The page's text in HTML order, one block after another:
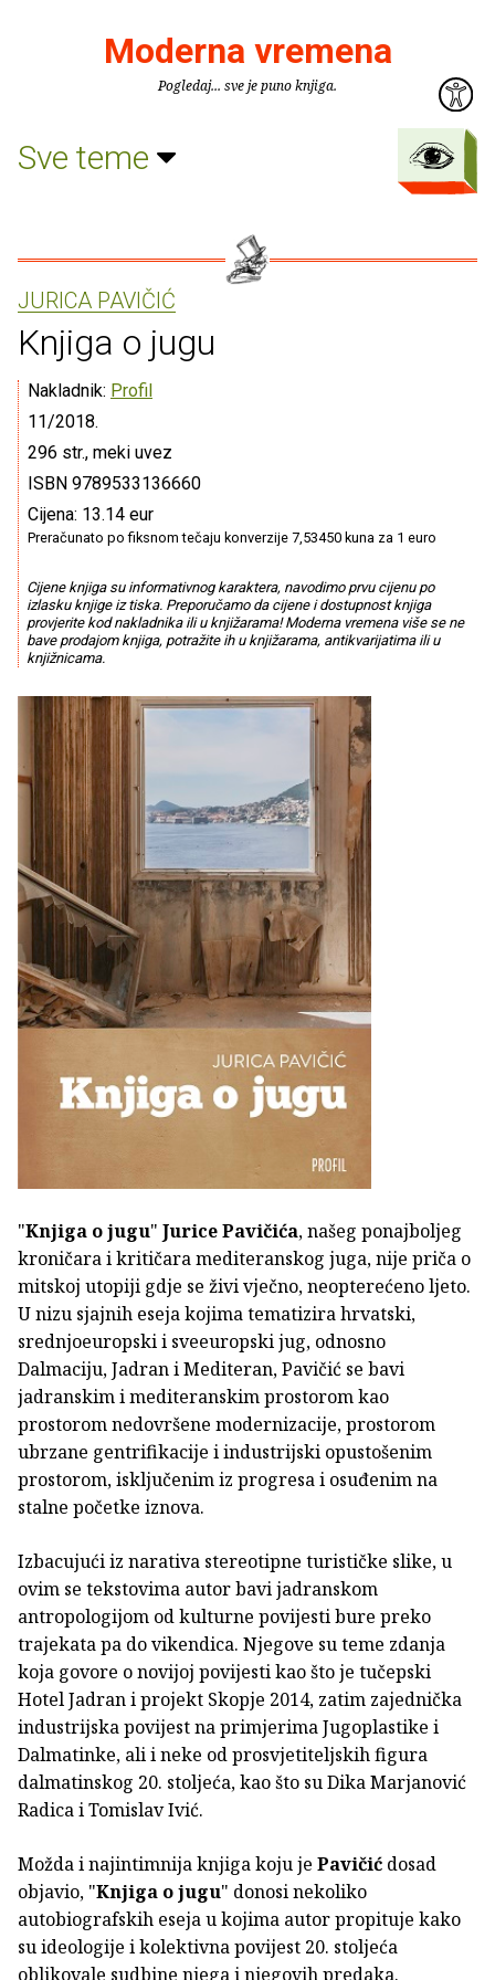
Moderna vremena
Pogledaj... sve je puno knjiga.
Sve teme
JURICA PAVIČIĆ
Knjiga o jugu
Nakladnik: Profil
11/2018.
296 str., meki uvez
ISBN 9789533136660
Cijena: 13.14 eur
Preračunato po fiksnom tečaju konverzije 7,53450 kuna za 1 euro
Cijene knjiga su informativnog karaktera, navodimo prvu cijenu po
izlasku knjige iz tiska. Preporučamo da cijene i dostupnost knjiga
provjerite kod nakladnika ili u knjižarama! Moderna vremena više se ne
bave prodajom knjiga, potražite ih u knjižarama, antikvarijatima ili u
knjižnicama.
"Knjiga o jugu" Jurice Pavičića, našeg ponajboljeg
kroničara i kritičara mediteranskog juga, nije priča o
mitskoj utopiji gdje se živi vječno, neopterećeno ljeto.
U nizu sjajnih eseja kojima tematizira hrvatski,
srednjoeuropski i sveeuropski jug, odnosno
Dalmaciju, Jadran i Mediteran, Pavičić se bavi
jadranskim i mediteranskim prostorom kao
prostorom nedovršene modernizacije, prostorom
ubrzane gentrifikacije i industrijski opustošenim
prostorom, isključenim iz progresa i osuđenim na
stalne početke iznova.
Izbacujući iz narativa stereotipne turističke slike, u
ovim se tekstovima autor bavi jadranskom
antropologijom od kulturne povijesti bure preko
trajekata pa do vikendica. Njegove su teme zdanja
koja govore o novijoj povijesti kao što je tučepski
Hotel Jadran i projekt Skopje 2014, zatim zajednička
industrijska povijest na primjerima Jugoplastike i
Dalmatinke, ali i neke od prosvjetiteljskih figura
dalmatinskog 20. stoljeća, kao što su Dika Marjanović
Radica i Tomislav Ivić.
Možda i najintimnija knjiga koju je Pavičić dosad
objavio, "Knjiga o jugu" donosi nekoliko
autobiografskih eseja u kojima autor propituje kako
su ideologije i kolektivna povijest 20. stoljeća
oblikovale sudbine njega i njegovih predaka.